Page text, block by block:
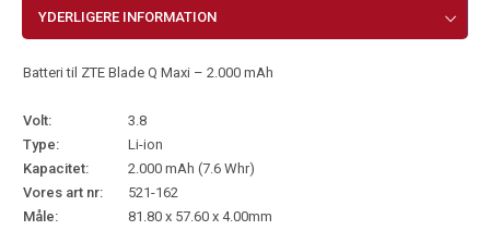
YDERLIGERE INFORMATION
Batteri til ZTE Blade Q Maxi – 2.000 mAh
Volt:
3.8
Type:
Li-ion
Kapacitet:
2.000 mAh (7.6 Whr)
Vores art nr:
521-162
Måle:
81.80 x 57.60 x 4.00mm